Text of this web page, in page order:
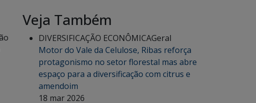
Veja Também
DIVERSIFICAÇÃO ECONÔMICAGeral
Motor do Vale da Celulose, Ribas reforça
protagonismo no setor florestal mas abre
espaço para a diversificação com citrus e
amendoim
18 mar 2026